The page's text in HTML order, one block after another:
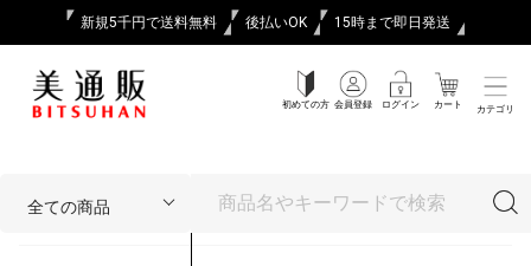
新規5千円で送料無料 後払いOK 15時まで即日発送
初めての方 会員登録 ログイン カート カテゴリ